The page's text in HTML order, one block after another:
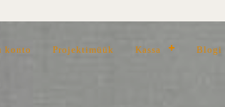
konto Projektimüük Kassa Blogi